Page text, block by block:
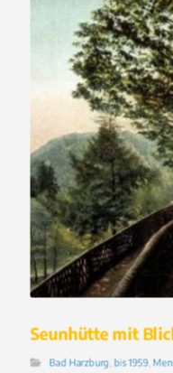
Seunhütte mit
Bad Harzburg ,bis 1959,